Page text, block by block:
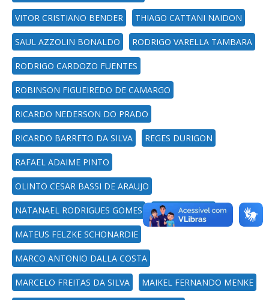
VITOR CRISTIANO BENDER THIAGO CATTANI NAIDON
SAUL AZZOLIN BONALDO RODRIGO VARELLA TAMBARA
RODRIGO CARDOZO FUENTES
ROBINSON FIGUEIREDO DE CAMARGO
RICARDO NEDERSON DO PRADO
RICARDO BARRETO DA SILVA REGES DURIGON
RAFAEL ADAIME PINTO
OLINTO CESAR BASSI DE ARAUJO
NATANAEL RODRIGUES GOMES MURILO CERVI
MATEUS FELZKE SCHONARDIE
MARCO ANTONIO DALLA COSTA
MARCELO FREITAS DA SILVA MAIKEL FERNANDO MENKE